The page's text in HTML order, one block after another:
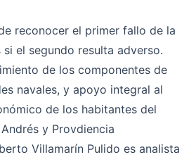
reconocer el primer fallo de la
si el segundo resulta adverso.
de los componentes de
navales, y apoyo integral al
de los habitantes del
y Provdiencia
Villamarín Pulido es analista